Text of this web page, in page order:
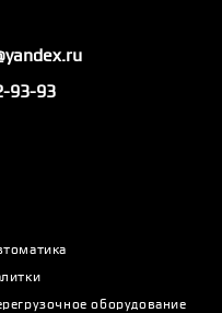
93-93
оборудование